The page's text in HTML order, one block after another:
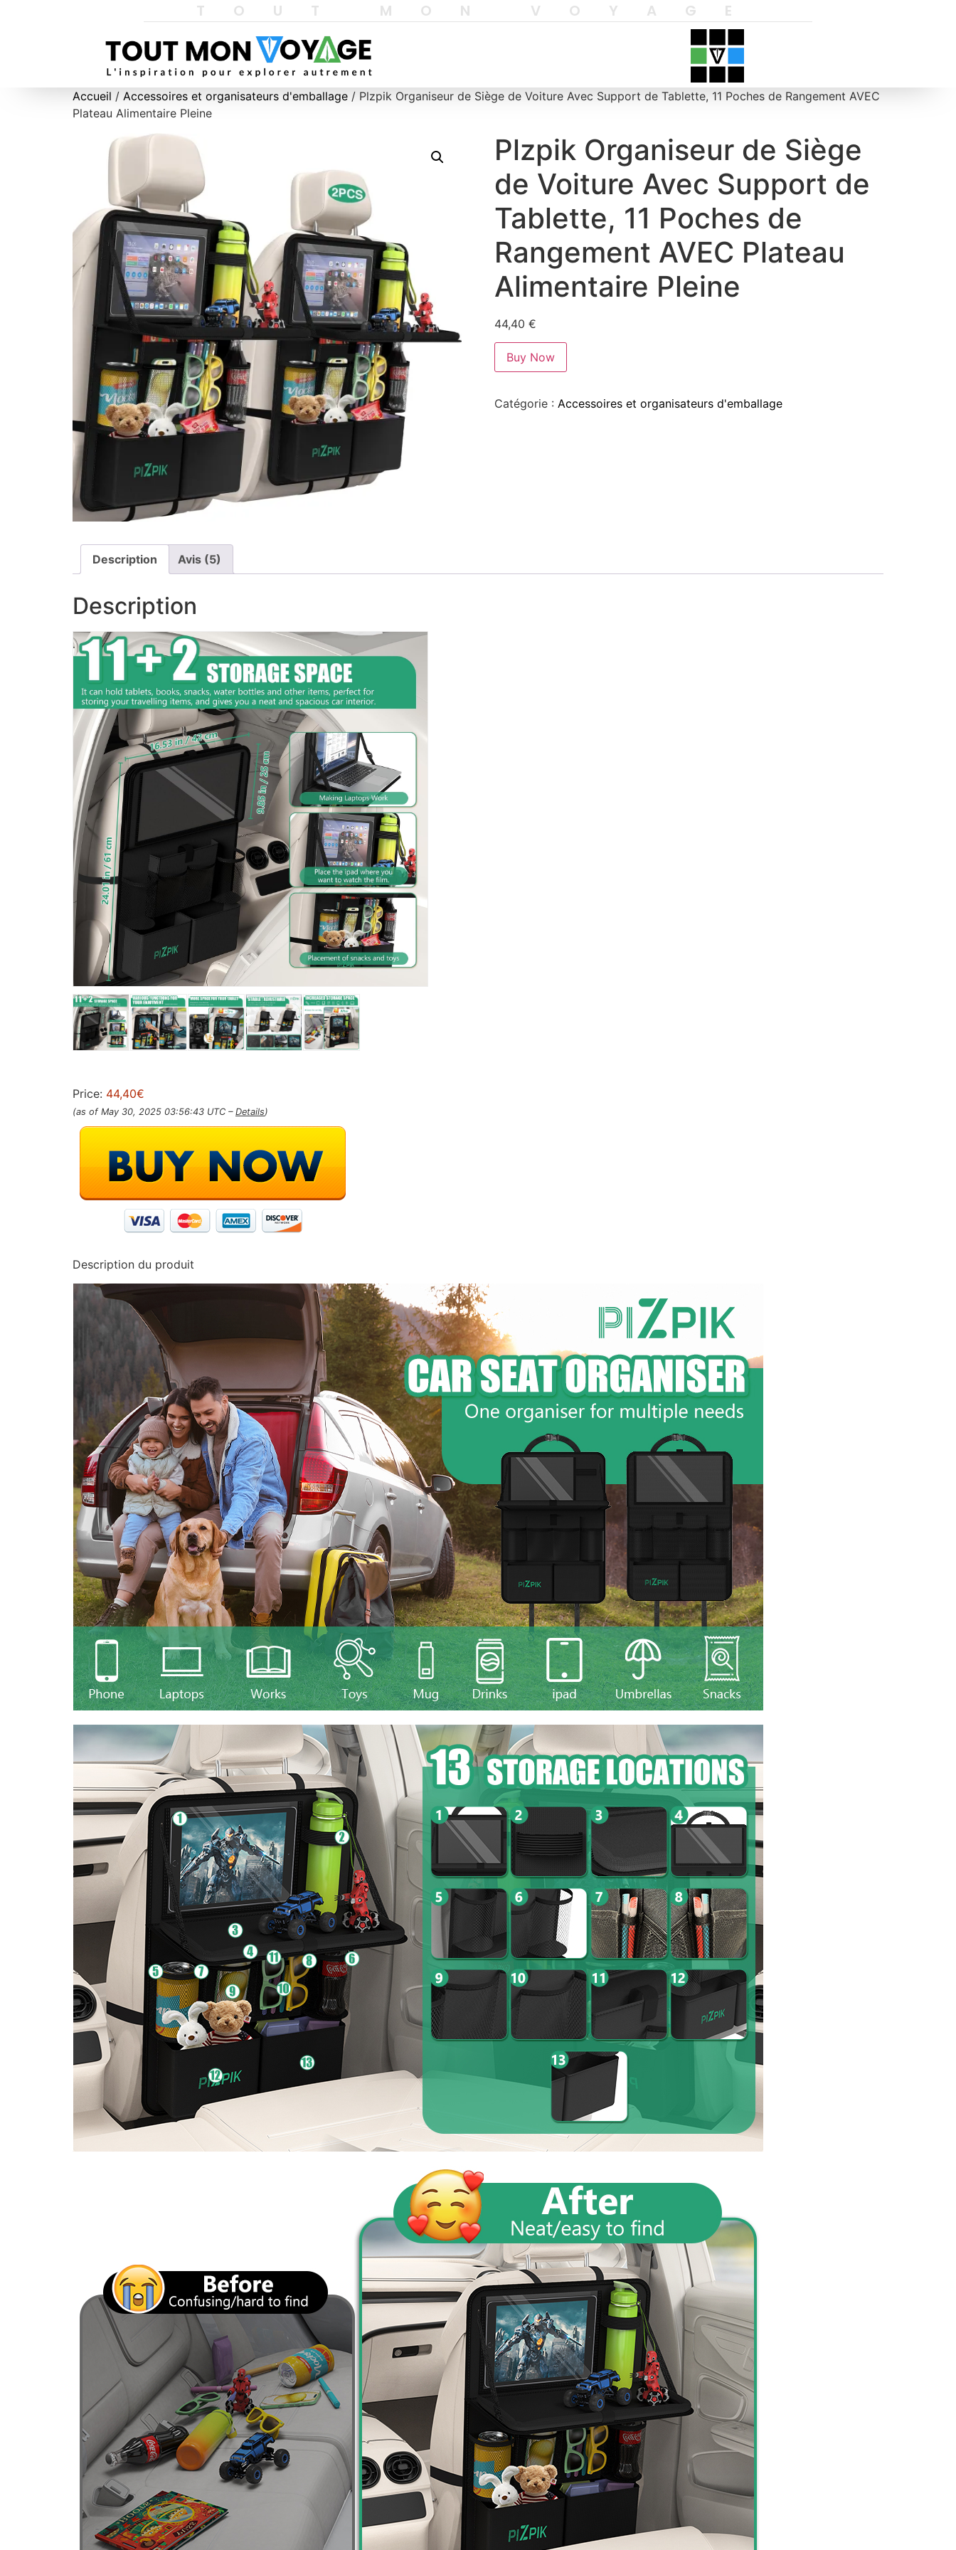
TOUT MON VOYAGE
Accueil / Accessoires et organisateurs d'emballage / Plzpik Organiseur de Siège de Voiture Avec Support de Tablette, 11 Poches de Rangement AVEC
Plateau Alimentaire Pleine
Plzpik Organiseur de Siège
de Voiture Avec Support de
Tablette, 11 Poches de
Rangement AVEC Plateau
Alimentaire Pleine
44,40 €
Buy Now
Catégorie : Accessoires et organisateurs d'emballage
Description Avis (5)
Description
Price: 44,40€
(as of May 30, 2025 03:56:43 UTC – Details)
Description du produit